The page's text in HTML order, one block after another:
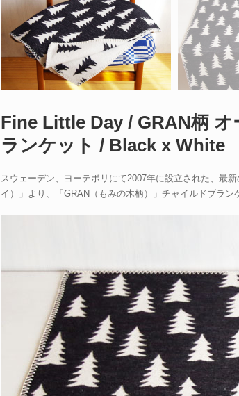
Fine Little Day / GRAN柄
ランケット / Black x White
スウェーデン、ヨーテボリにて2007年に設立された、最
イ）」より、「GRAN（もみの木柄）」チャイルドブラン